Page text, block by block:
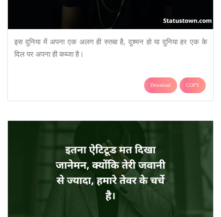
इस दुनिया में अपना एक अलग ही रुतबा है, दुश्मन हो या दुनिया हर एक के
दिल पर अपना ही कब्जा है।
Download COPY